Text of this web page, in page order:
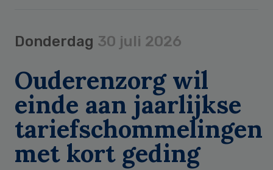
Donderdag 30 juli 2026
Ouderenzorg wil
einde aan jaarlijkse
tariefschommelingen
met kort geding